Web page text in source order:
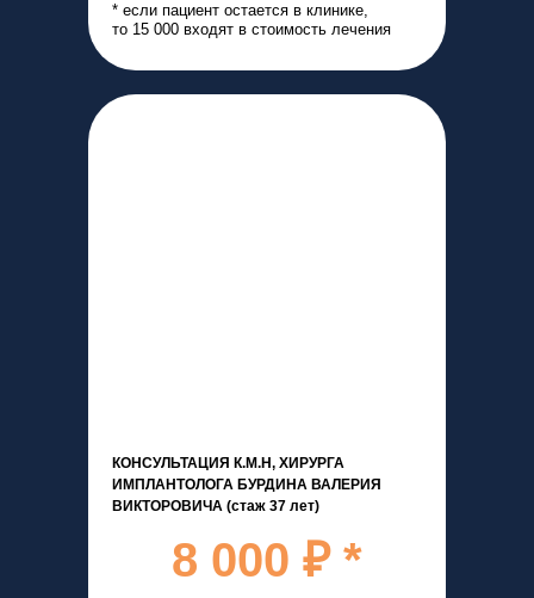
КОНСУЛЬТАЦИЯ К.М.Н, ХИРУРГА
ИМПЛАНТОЛОГА БУРДИНА ВАЛЕРИЯ
ВИКТОРОВИЧА (стаж 37 лет)
8 000 ₽ *
* если пациент остается в клинике,
то 15 000 входят в стоимость лечения